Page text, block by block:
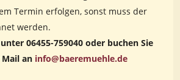
Termin erfolgen, sonst muss der
werden.
06455-759040 oder buchen Sie
an info@baeremuehle.de